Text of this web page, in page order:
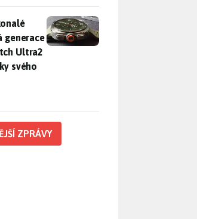
chytré hodinky. Nová generace
generace
Ultra2
svého
ZPRÁVY